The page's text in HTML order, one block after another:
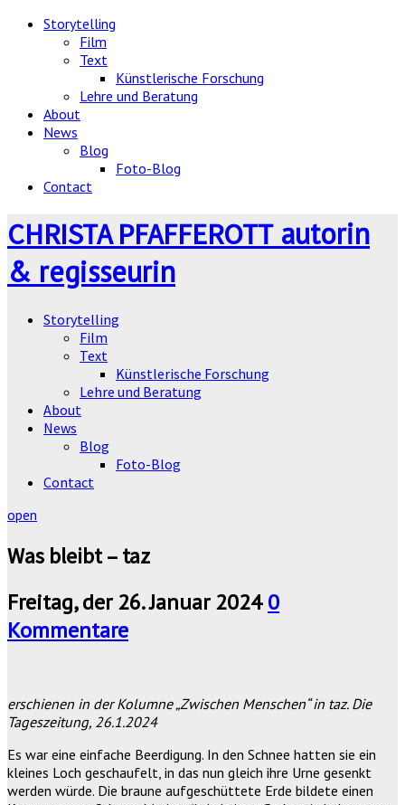
Storytelling
Film
Text
Künstlerische Forschung
Lehre und Beratung
About
News
Blog
Foto-Blog
Contact
CHRISTA PFAFFEROTT autorin
& regisseurin
Storytelling
Film
Text
Künstlerische Forschung
Lehre und Beratung
About
News
Blog
Foto-Blog
Contact
open
Was bleibt – taz
Freitag, der 26. Januar 2024 0
Kommentare
erschienen in der Kolumne „Zwischen Menschen“ in taz. Die
Tageszeitung, 26.1.2024
Es war eine einfache Beerdigung. In den Schnee hatten sie ein
kleines Loch geschaufelt, in das nun gleich ihre Urne gesenkt
werden würde. Die braune aufgeschüttete Erde bildete einen